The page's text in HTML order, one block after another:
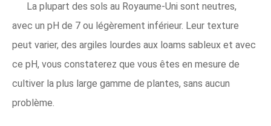
La plupart des sols au Royaume-Uni sont neutres,
avec un pH de 7 ou légèrement inférieur. Leur texture
peut varier, des argiles lourdes aux loams sableux et avec
ce pH, vous constaterez que vous êtes en mesure de
cultiver la plus large gamme de plantes, sans aucun
problème.